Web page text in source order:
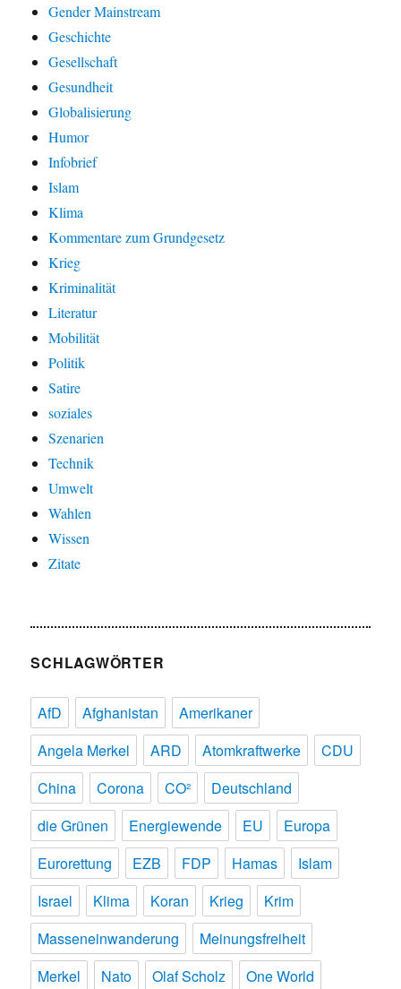
Gender Mainstream
Geschichte
Gesellschaft
Gesundheit
Globalisierung
Humor
Infobrief
Islam
Klima
Kommentare zum Grundgesetz
Krieg
Kriminalität
Literatur
Mobilität
Politik
Satire
soziales
Szenarien
Technik
Umwelt
Wahlen
Wissen
Zitate
SCHLAGWÖRTER
AfD Afghanistan
Amerikaner
Angela Merkel
ARD Atomkraftwerke
CDU
China
Corona CO²
Deutschland
die Grünen
Energiewende EU
Europa
Eurorettung
EZB FDP Hamas
Islam
Israel
Klima Koran Krieg
Krim
Masseneinwanderung
Meinungsfreiheit
Merkel
Nato Olaf Scholz
One World